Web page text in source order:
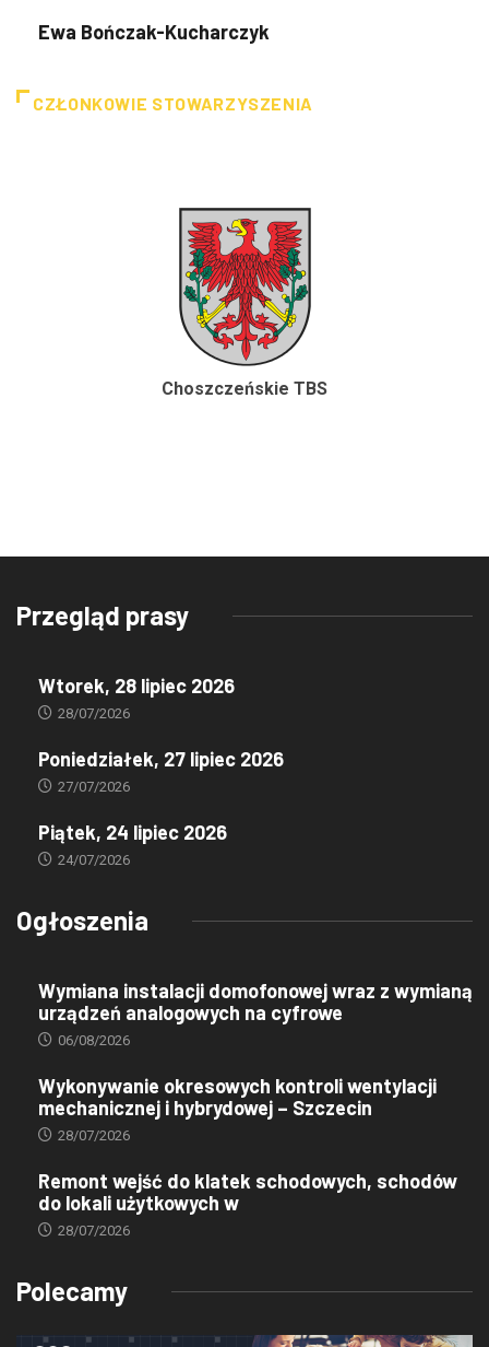
Ewa Bończak-Kucharczyk
CZŁONKOWIE STOWARZYSZENIA
Choszczeńskie TBS
Przegląd prasy
Wtorek, 28 lipiec 2026
28/07/2026
Poniedziałek, 27 lipiec 2026
27/07/2026
Piątek, 24 lipiec 2026
24/07/2026
Ogłoszenia
Wymiana instalacji domofonowej wraz z wymianą
urządzeń analogowych na cyfrowe
06/08/2026
Wykonywanie okresowych kontroli wentylacji
mechanicznej i hybrydowej – Szczecin
28/07/2026
Remont wejść do klatek schodowych, schodów
do lokali użytkowych w
28/07/2026
Polecamy